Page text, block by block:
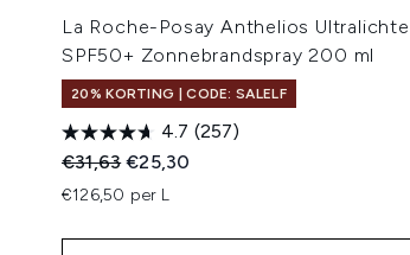
La Roche-Posay Anthelios Ultralichte
SPF50+ Zonnebrandspray 200 ml
20% KORTING | CODE: SALELF
4.7 (257)
Recommended Retail Price:
€31,63Huidige prijs:
€25,30
€126,50 per L